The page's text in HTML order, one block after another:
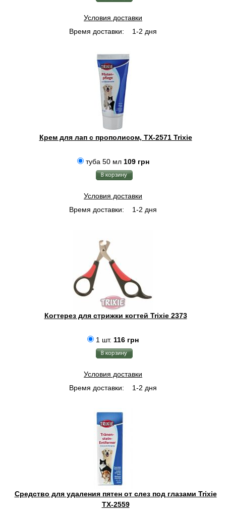
Условия доставки
Время доставки:
1-2 дня
Крем для лап с прополисом, TX-2571 Trixie
туба 50 мл 109 грн
Условия доставки
Время доставки:
1-2 дня
Когтерез для стрижки когтей Trixie 2373
1 шт. 116 грн
Условия доставки
Время доставки:
1-2 дня
Средство для удаления пятен от слез под глазами Trixie
TX-2559